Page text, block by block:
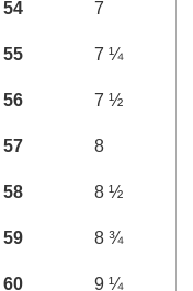
54 7
55 7 ¼
56 7 ½
57 8
58 8 ½
59 8 ¾
60 9 ¼